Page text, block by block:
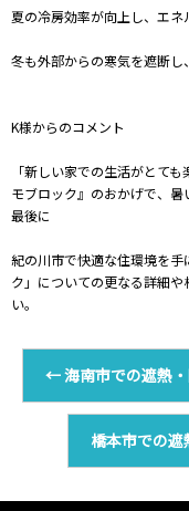
夏の冷房効率が向上し、エネ
冬も外部からの寒気を遮断し
K様からのコメント
「新しい家での生活がとて
モブロック』のおかげで、暑
最後に
紀の川市で快適な住環境を
ク」についての更なる詳細
い。
←海南市での遮熱
橋本市での